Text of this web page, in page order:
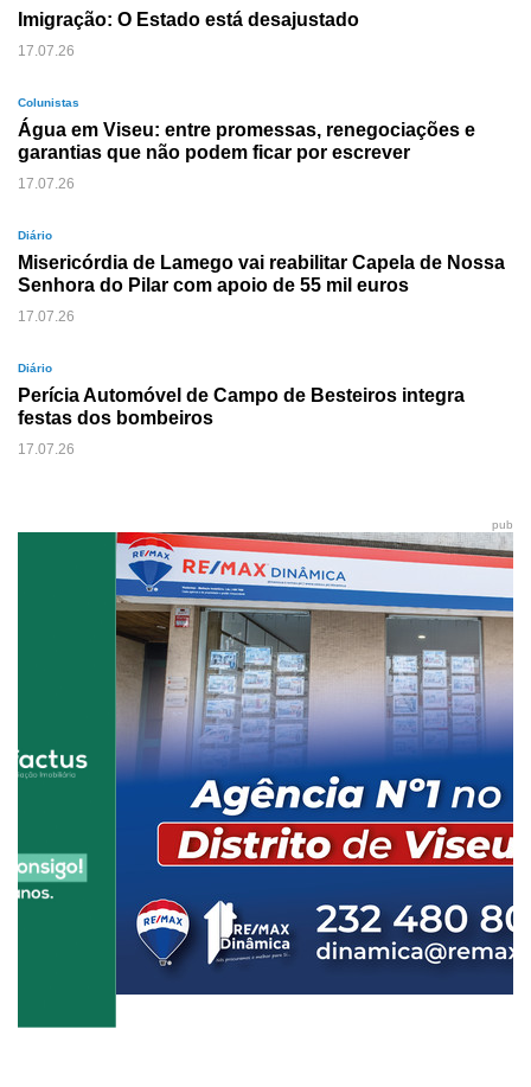
Imigração: O Estado está desajustado
17.07.26
Colunistas
Água em Viseu: entre promessas, renegociações e
garantias que não podem ficar por escrever
17.07.26
Diário
Misericórdia de Lamego vai reabilitar Capela de Nossa
Senhora do Pilar com apoio de 55 mil euros
17.07.26
Diário
Perícia Automóvel de Campo de Besteiros integra
festas dos bombeiros
17.07.26
pub